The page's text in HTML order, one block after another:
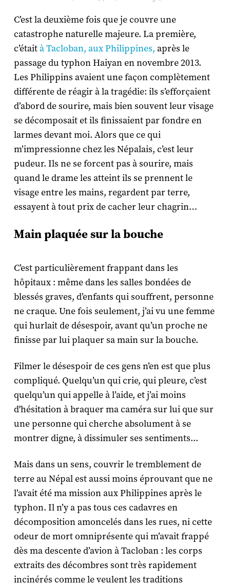
C’est la deuxième fois que je couvre une
catastrophe naturelle majeure. La première,
c’étaità Tacloban, aux Philippines, après le
passage du typhon Haiyan en novembre 2013.
Les Philippins avaient une façon complètement
différente de réagir à la tragédie: ils s’efforçaient
d’abord de sourire, mais bien souvent leur visage
se décomposait et ils finissaient par fondre en
larmes devant moi. Alors que ce qui
m’impressionne chez les Népalais, c’est leur
pudeur. Ils ne se forcent pas à sourire, mais
quand le drame les atteint ils se prennent le
visage entre les mains, regardent par terre,
essayent à tout prix de cacher leur chagrin…
Main plaquée sur la bouche
C’est particulièrement frappant dans les
hôpitaux : même dans les salles bondées de
blessés graves, d’enfants qui souffrent, personne
ne craque. Une fois seulement, j’ai vu une femme
qui hurlait de désespoir, avant qu’un proche ne
finisse par lui plaquer sa main sur la bouche.
Filmer le désespoir de ces gens n’en est que plus
compliqué. Quelqu’un qui crie, qui pleure, c’est
quelqu’un qui appelle à l’aide, et j’ai moins
d'hésitation à braquer ma caméra sur lui que sur
une personne qui cherche absolument à se
montrer digne, à dissimuler ses sentiments...
Mais dans un sens, couvrir le tremblement de
terre au Népal est aussi moins éprouvant que ne
l’avait été ma mission aux Philippines après le
typhon. Il n’y a pas tous ces cadavres en
décomposition amoncelés dans les rues, ni cette
odeur de mort omniprésente qui m’avait frappé
dès ma descente d’avion à Tacloban : les corps
extraits des décombres sont très rapidement
incinérés comme le veulent les traditions